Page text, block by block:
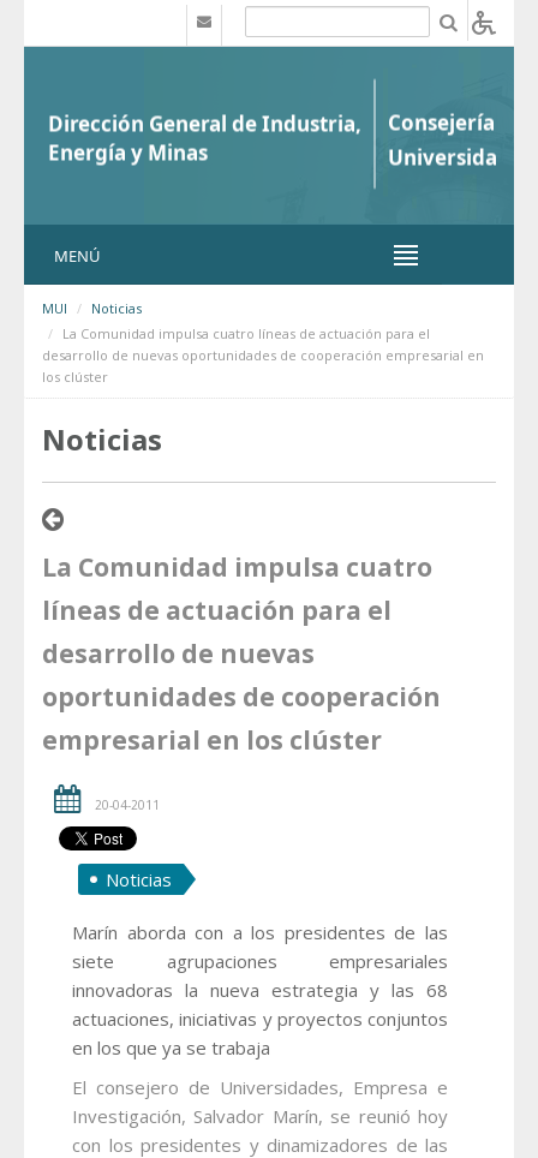
MENÚ
MUI
Noticias
La Comunidad impulsa cuatro líneas de actuación para el
desarrollo de nuevas oportunidades de cooperación empresarial en
los clúster
Noticias
La Comunidad impulsa cuatro
líneas de actuación para el
desarrollo de nuevas
oportunidades de cooperación
empresarial en los clúster
20-04-2011
Noticias
Marín aborda con a los presidentes de las
siete agrupaciones empresariales
innovadoras la nueva estrategia y las 68
actuaciones, iniciativas y proyectos conjuntos
en los que ya se trabaja
El consejero de Universidades, Empresa e
Investigación, Salvador Marín, se reunió hoy
con los presidentes y dinamizadores de las